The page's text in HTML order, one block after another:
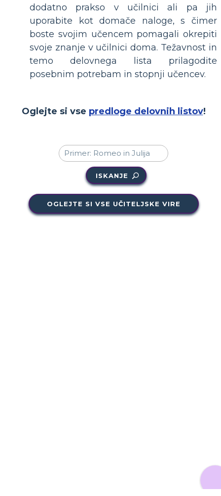
dodatno prakso v učilnici ali pa jih
uporabite kot domače naloge, s čimer
boste svojim učencem pomagali okrepiti
svoje znanje v učilnici doma. Težavnost in
temo delovnega lista prilagodite
posebnim potrebam in stopnji učencev.
Oglejte si vse predloge delovnih listov!
ISKANJE
OGLEJTE SI VSE UČITELJSKE VIRE